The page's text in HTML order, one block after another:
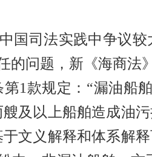
国司法实践中争议
的问题，新《海商法
第1款规定：“漏油船
艘及以上船舶造成油
于文义解释和体系解